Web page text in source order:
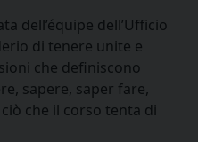
dell’équipe dell’Ufficio
di tenere unite e
che definiscono
sapere, saper fare,
che il corso tenta di